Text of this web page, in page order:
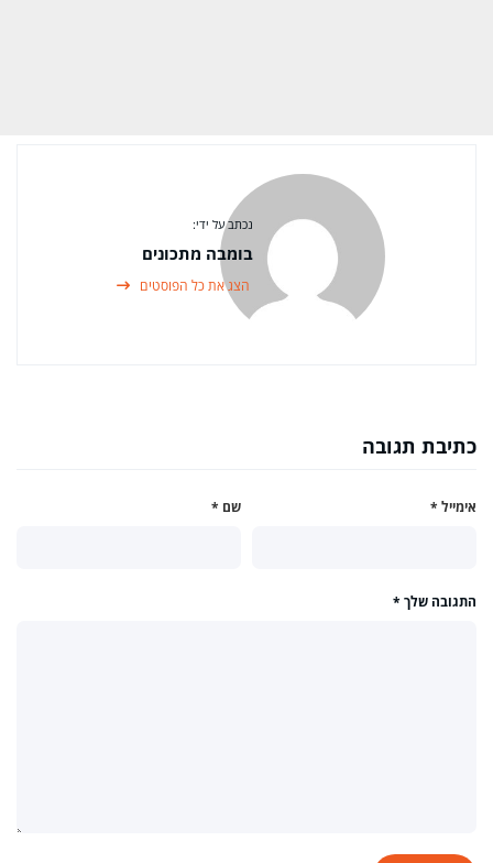
נכתב על ידי:
בומבה מתכונים
הצג את כל הפוסטים
כתיבת תגובה
שם * אימייל *
התגובה שלך *